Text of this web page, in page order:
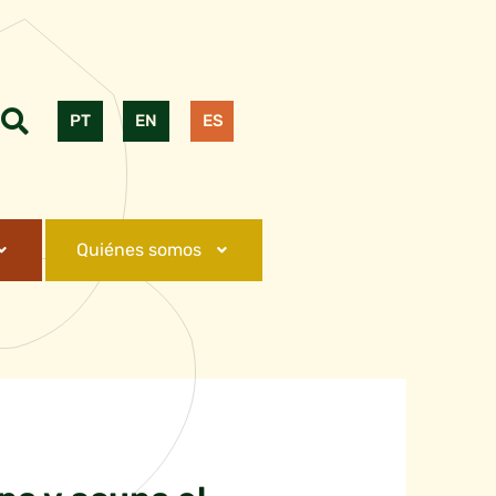
PT EN ES
Quiénes somos